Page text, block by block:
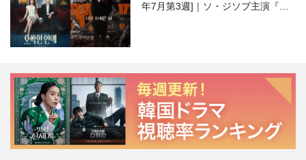
年7月第3週]｜ソ・ジソブ主演『エ